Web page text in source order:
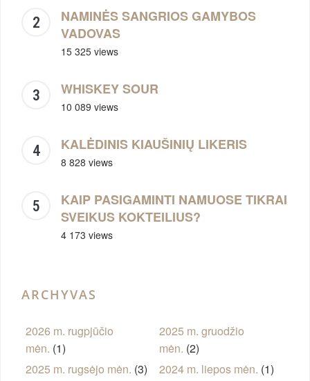
NAMINĖS SANGRIOS GAMYBOS
VADOVAS
15 325 views
WHISKEY SOUR
10 089 views
KALĖDINIS KIAUŠINIŲ LIKERIS
8 828 views
KAIP PASIGAMINTI NAMUOSE TIKRAI
SVEIKUS KOKTEILIUS?
4 173 views
ARCHYVAS
2026 m. rugpjūčio
mėn. (1)
2025 m. gruodžio
mėn. (2)
2025 m. rugsėjo mėn. (3) 2024 m. liepos mėn. (1)